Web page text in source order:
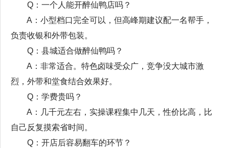
Q：一个人能开醉仙鸭店吗？
A：小型档口完全可以，但高峰期建议配一名帮手，
负责收银和外带包装。
Q：县城适合做醉仙鸭吗？
A：非常适合。特色卤味受众广，竞争没大城市激
烈，外带和堂食结合效果好。
Q：学费贵吗？
A：几千元左右，实操课程集中几天，性价比高，比
自己反复摸索省时间。
Q：开店后容易翻车的环节？